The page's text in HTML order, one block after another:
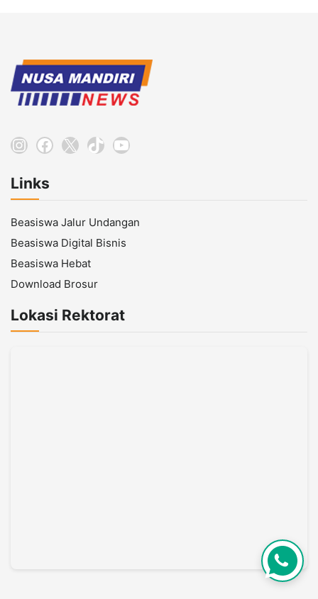
Instagram
Facebook
X TikTokYouTube
Links
Beasiswa Jalur Undangan
Beasiswa Digital Bisnis
Beasiswa Hebat
Download Brosur
Lokasi Rektorat